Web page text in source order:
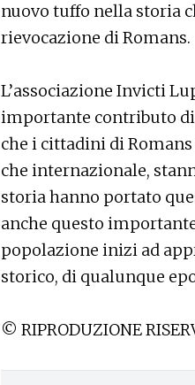
nuovo tuffo nella storia
rievocazione di Romans.
L’associazione Invicti
importante contributo
che i cittadini di
che internazionale,
storia hanno portato
anche questo
popolazione inizi ad
storico, di qualunque
© RIPRODUZIONE